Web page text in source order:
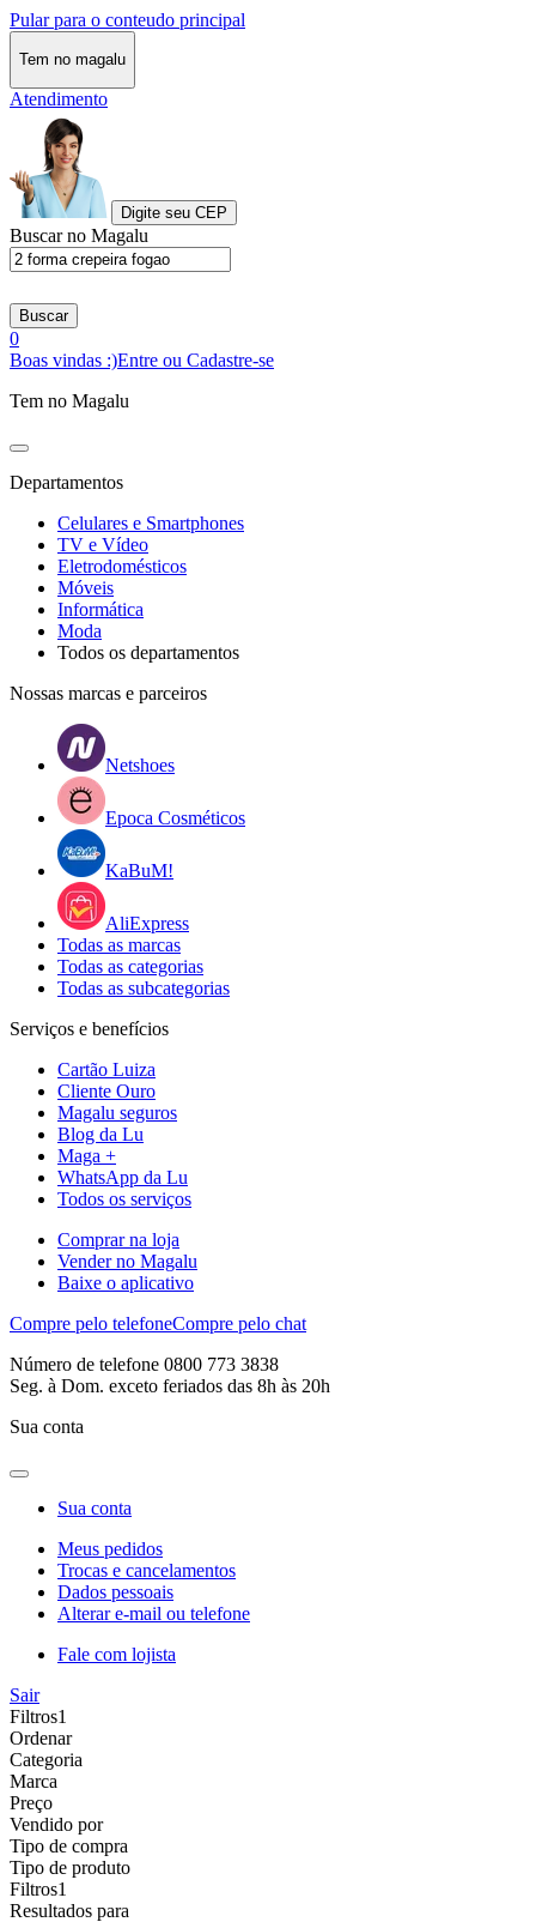
Pular para o conteudo principal
Tem no magalu
Atendimento
Digite seu CEP
Buscar no Magalu
Buscar
0
Boas vindas :)Entre ou Cadastre-se
Tem no Magalu
Departamentos
Celulares e Smartphones
TV e Vídeo
Eletrodomésticos
Móveis
Informática
Moda
Todos os departamentos
Nossas marcas e parceiros
Netshoes
Epoca Cosméticos
KaBuM!
AliExpress
Todas as marcas
Todas as categorias
Todas as subcategorias
Serviços e benefícios
Cartão Luiza
Cliente Ouro
Magalu seguros
Blog da Lu
Maga +
WhatsApp da Lu
Todos os serviços
Comprar na loja
Vender no Magalu
Baixe o aplicativo
Compre pelo telefoneCompre pelo chat
Número de telefone 0800 773 3838
Seg. à Dom. exceto feriados das 8h às 20h
Sua conta
Sua conta
Meus pedidos
Trocas e cancelamentos
Dados pessoais
Alterar e-mail ou telefone
Fale com lojista
Sair
Filtros1
Ordenar
Categoria
Marca
Preço
Vendido por
Tipo de compra
Tipo de produto
Filtros1
Resultados para